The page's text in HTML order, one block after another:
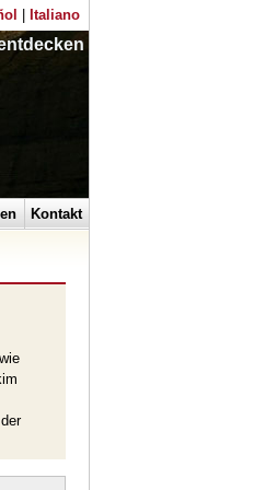
Italiano
Kontakt